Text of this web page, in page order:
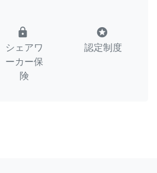
lock
シェアワ
ーカー保
険
stars
認定制度